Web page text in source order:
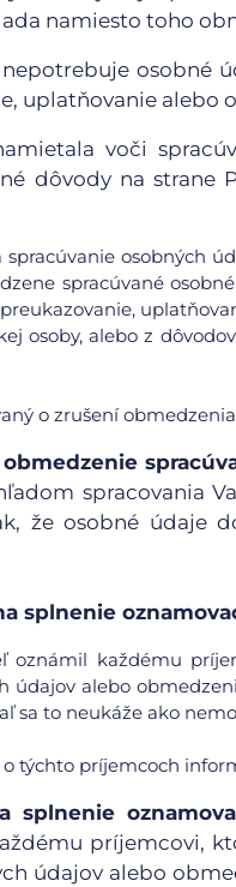
namiesto toho
osobné
uplatňovanie alebo
voči
dôvody na strane
spracúvanie osobných
spracúvané
osoby, alebo z
o zrušení
spracovania
že osobné
splnenie
oznámil každému
údajov alebo
sa to neukáže ako
o týchto príjemcoch
splnenie
príjemcovi,
údajov alebo